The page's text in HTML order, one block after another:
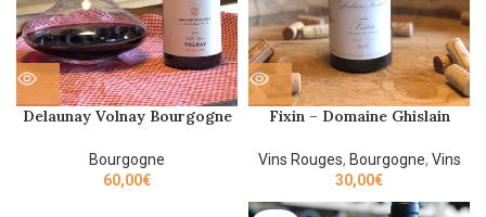
Delaunay Volnay Bourgogne
Bourgogne
60,00€
Fixin – Domaine Ghislain
Vins Rouges, Bourgogne, Vins
30,00€